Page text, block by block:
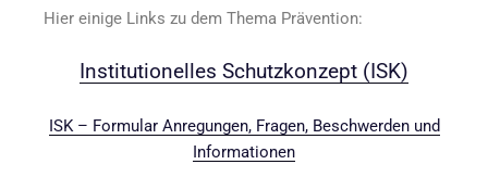
Hier einige Links zu dem Thema Prävention:
Institutionelles Schutzkonzept (ISK)
ISK – Formular Anregungen, Fragen, Beschwerden und
Informationen